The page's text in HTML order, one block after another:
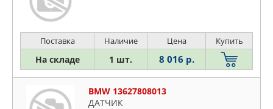
Поставка Наличие Цена Купить
На складе 1 шт. 8 016 р.
BMW 13627808013
ДАТЧИК